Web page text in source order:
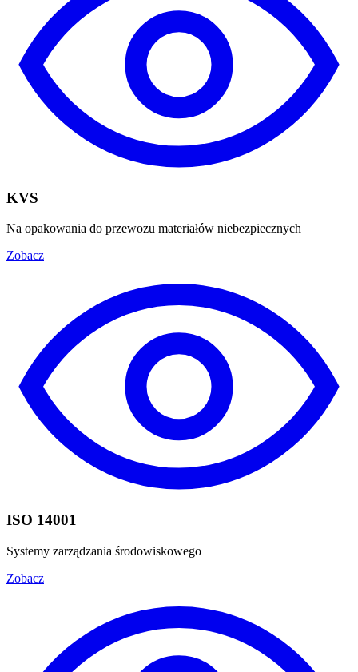
KVS
Na opakowania do przewozu materiałów niebezpiecznych
Zobacz
ISO 14001
Systemy zarządzania środowiskowego
Zobacz